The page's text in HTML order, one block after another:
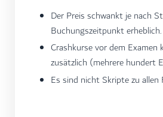
Der Preis schwankt je nach
Buchungszeitpunkt erheblich.
Crashkurse vor dem Examen
zusätzlich (mehrere hundert
Es sind nicht Skripte zu allen